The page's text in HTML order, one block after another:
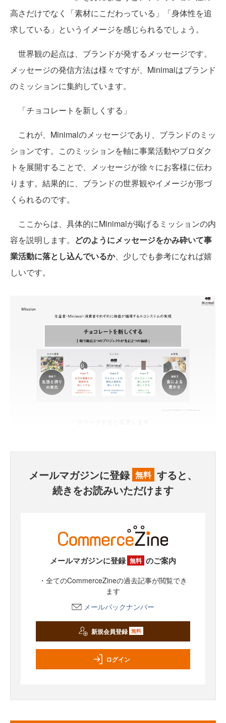
高さだけでなく「素材にこだわっている」「身体性を追
求している」というイメージを感じられるでしょう。
世界観の起点は、ブランドが発するメッセージです。
メッセージの発信方法は様々ですが、Minimalはブランド
のミッションに集約しています。
「チョコレートを新しくする」
これが、Minimalのメッセージであり、ブランドのミッ
ションです。このミッションを軸に事業活動やプロダク
トを展開することで、メッセージが徐々にお客様に伝わ
ります。結果的に、ブランドの世界観やイメージが形づ
くられるのです。
ここからは、具体的にMinimalが掲げるミッションの内
容を説明します。 どのようにメッセージをかみ砕いて事
業活動に落とし込んでいるか、少しでも参考になれば嬉
しいです。
メールマガジンに登録 無料 すると、
続きをお読みいただけます
メールマガジンに登録 無料 のご案内
・全てのCommerceZineの過去記事が閲覧でき
ます
メールバックナンバー
新規会員登録 無料
ログイン